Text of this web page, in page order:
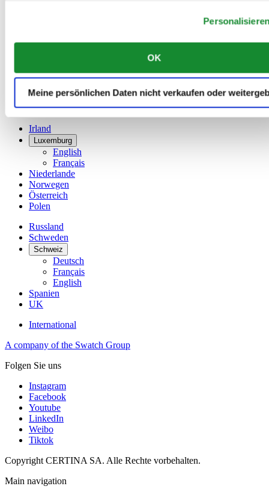
OK
Meine persönlichen Daten nicht verkaufen oder
China
Dänemark
Finnland
France
Irland
Luxemburg
English
Français
Niederlande
Norwegen
Österreich
Polen
Russland
Schweden
Schweiz
Deutsch
Français
English
Spanien
UK
International
A company of the Swatch Group
Folgen Sie uns
Instagram
Facebook
Youtube
LinkedIn
Weibo
Tiktok
Copyright CERTINA SA. Alle Rechte vorbehalten.
Main navigation